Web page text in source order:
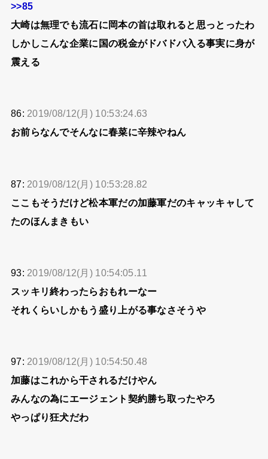
>>85
大崎は無理でも流石に岡本の首は取れると思っとったわ
しかしこんな企業に国の税金がドバドバ入る事実に身が
震える
86: 2019/08/12(月) 10:53:24.63
お前らなんでそんなに春菜に辛辣やねん
87: 2019/08/12(月) 10:53:28.82
ここもそうだけど松本軍だの加藤軍だのキャッキャして
たのほんまきもい
93: 2019/08/12(月) 10:54:05.11
スッキリ終わったらおもれーなー
それくらいしかもう盛り上がる事なさそうや
97: 2019/08/12(月) 10:54:50.48
加藤はこれから干されるだけやん
みんなの為にエージェント契約勝ち取ったやろ
やっぱり狂犬だわ